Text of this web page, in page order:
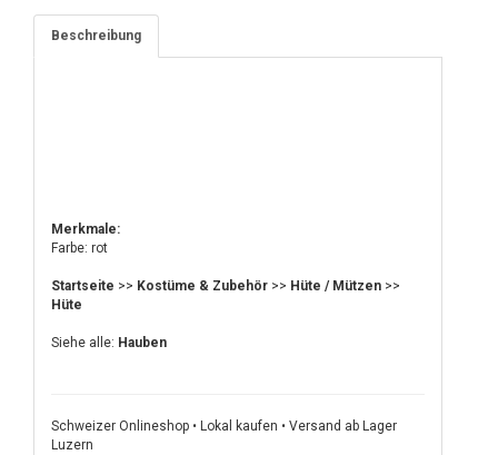
Beschreibung
Merkmale:
Farbe: rot
Startseite >> Kostüme & Zubehör >> Hüte / Mützen >>
Hüte
Siehe alle: Hauben
Schweizer Onlineshop • Lokal kaufen • Versand ab Lager
Luzern